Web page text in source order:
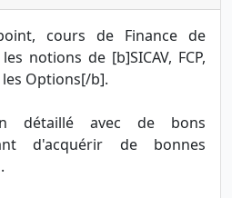
cours de Finance de
notions de [b]SICAV, FCP,
Options[/b].
détaillé avec de bons
d'acquérir de bonnes